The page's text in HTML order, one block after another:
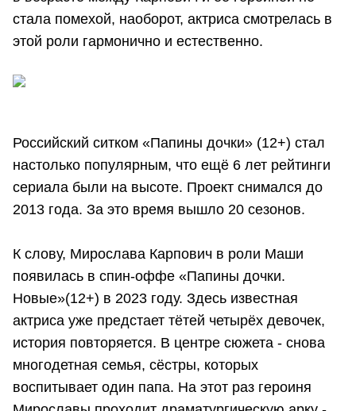
стала помехой, наоборот, актриса смотрелась в
этой роли гармонично и естественно.
Российский ситком «Папины дочки» (12+) стал
настолько популярным, что ещё 6 лет рейтинги
сериала были на высоте. Проект снимался до
2013 года. За это время вышло 20 сезонов.
К слову, Мирослава Карпович в роли Маши
появилась в спин-оффе «Папины дочки.
Новые»(12+) в 2023 году. Здесь известная
актриса уже предстает тётей четырёх девочек,
история повторяется. В центре сюжета - снова
многодетная семья, сёстры, которых
воспитывает один папа. На этот раз героиня